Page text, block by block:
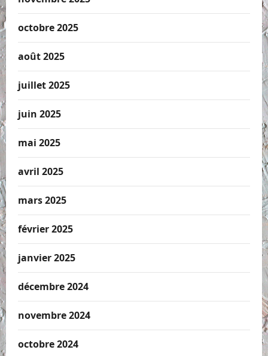
octobre 2025
août 2025
juillet 2025
juin 2025
mai 2025
avril 2025
mars 2025
février 2025
janvier 2025
décembre 2024
novembre 2024
octobre 2024